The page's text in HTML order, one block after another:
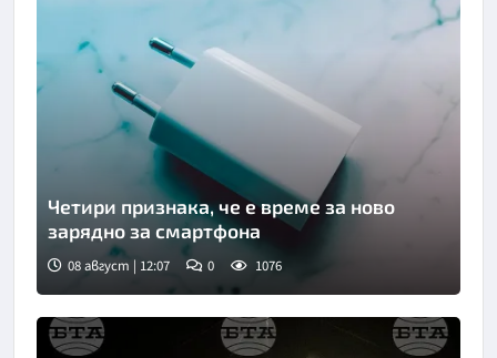
Четири признака, че е време за ново
зарядно за смартфона
08 август | 12:07 0 1076